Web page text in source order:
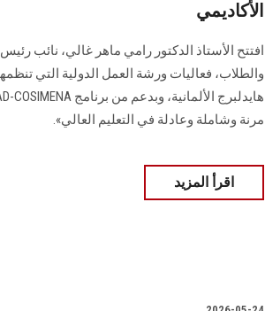
الأكاديمي
افتتح الأستاذ الدكتور رامي ماهر غالي، نائب
مرنة وشاملة وعادلة في التعليم العالي».
اقرأ المزيد